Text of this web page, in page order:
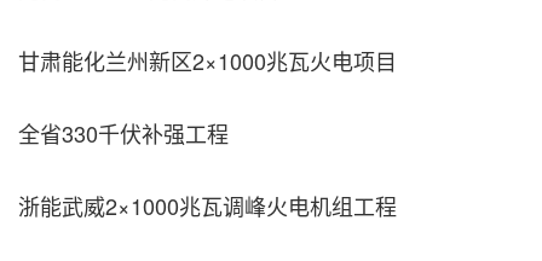
甘肃能化兰州新区2×1000兆瓦火电项目
全省330千伏补强工程
浙能武威2×1000兆瓦调峰火电机组工程